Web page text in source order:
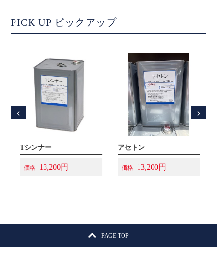
PICK UP ピックアップ
Tシンナー
価格 13,200円
アセトン
価格 13,200円
‹ ›
PAGE TOP